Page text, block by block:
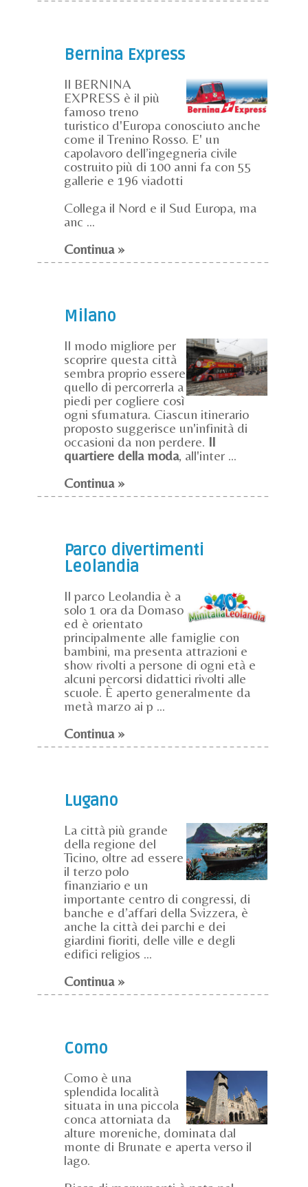
Bernina Express
Il BERNINA
EXPRESS è il più
famoso treno
turistico d'Europa conosciuto anche
come il Trenino Rosso. E' un
capolavoro dell’ingegneria civile
costruito più di 100 anni fa con 55
gallerie e 196 viadotti
Collega il Nord e il Sud Europa, ma
anc ...
Continua »
Milano
Il modo migliore per
scoprire questa città
sembra proprio essere
quello di percorrerla a
piedi per cogliere così
ogni sfumatura. Ciascun itinerario
proposto suggerisce un'infinità di
occasioni da non perdere. Il
quartiere della moda , all'inter ...
Continua »
Parco divertimenti
Leolandia
Il parco Leolandia è a
solo 1 ora da Domaso
ed è orientato
principalmente alle famiglie con
bambini, ma presenta attrazioni e
show rivolti a persone di ogni età e
alcuni percorsi didattici rivolti alle
scuole. È aperto generalmente da
metà marzo ai p ...
Continua »
Lugano
La città più grande
della regione del
Ticino, oltre ad essere
il terzo polo
finanziario e un
importante centro di congressi, di
banche e d’affari della Svizzera, è
anche la città dei parchi e dei
giardini fioriti, delle ville e degli
edifici religios ...
Continua »
Como
Como è una
splendida località
situata in una piccola
conca attorniata da
alture moreniche, dominata dal
monte di Brunate e aperta verso il
lago.